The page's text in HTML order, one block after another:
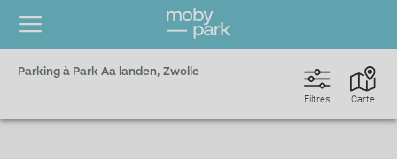
Parking à Park Aa landen, Zwolle
Carte
Filtres